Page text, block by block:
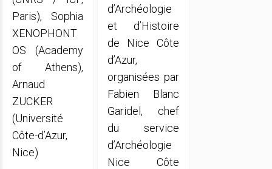
Paris), Sophia
XENOPHONT
OS (Academy
of Athens),
Arnaud
ZUCKER
(Université
Côte-d’Azur,
Nice)
d’Archéologie
et d’Histoire
de Nice Côte
d’Azur,
organisées par
Fabien Blanc
Garidel, chef
du service
d’Archéologie
Nice Côte